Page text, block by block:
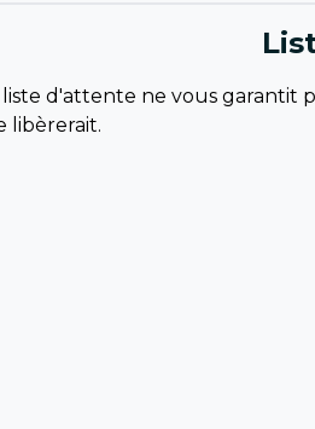
liste d'attente ne vous garantit
libèrerait.